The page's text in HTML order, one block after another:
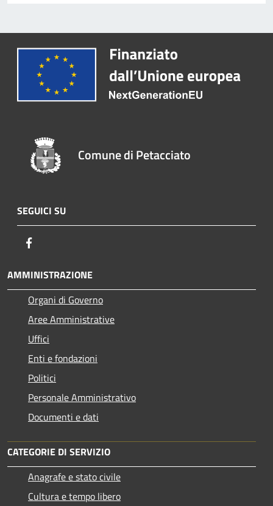
Comune di Petacciato
SEGUICI SU
AMMINISTRAZIONE
Organi di Governo
Aree Amministrative
Uffici
Enti e fondazioni
Politici
Personale Amministrativo
Documenti e dati
CATEGORIE DI SERVIZIO
Anagrafe e stato civile
Cultura e tempo libero